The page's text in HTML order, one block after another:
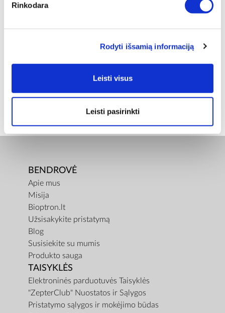
Rinkodara
Rodyti išsamią informaciją
Leisti visus
Leisti pasirinkti
€ 111,00
Prisijunkite ir pirkite
BENDROVĖ
Apie mus
Misija
Bioptron.lt
Užsisakykite pristatymą
Blog
Susisiekite su mumis
Produkto sauga
TAISYKLĖS
Elektroninės parduotuvės Taisyklės
"ZepterClub" Nuostatos ir Sąlygos
Pristatymo sąlygos ir mokėjimo būdas